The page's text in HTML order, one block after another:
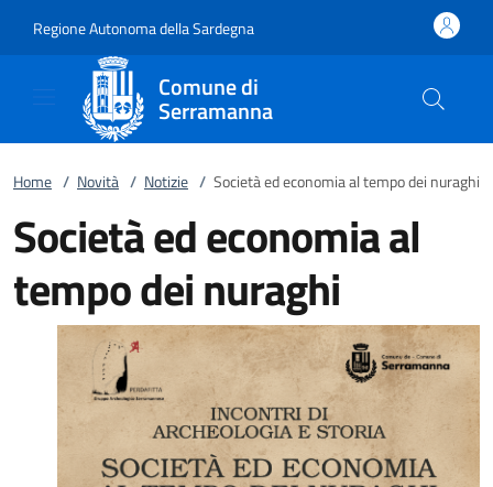
Regione Autonoma della Sardegna
Comune di
Serramanna
Home / Novità / Notizie / Società ed economia al tempo dei nuraghi
Società ed economia al
tempo dei nuraghi